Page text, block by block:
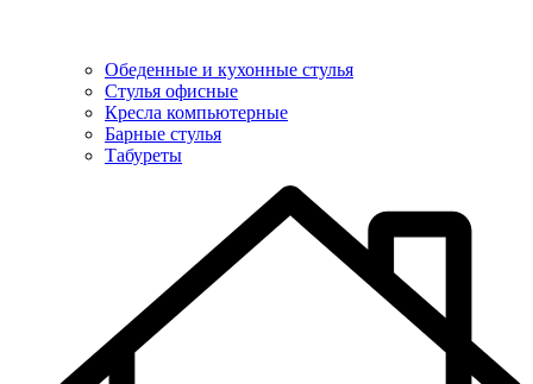
Обеденные и кухонные стулья
Стулья офисные
Кресла компьютерные
Барные стулья
Табуреты